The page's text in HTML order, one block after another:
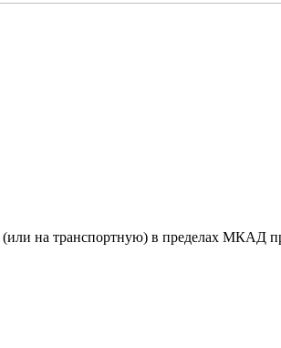
(или на транспортную) в пределах МКАД